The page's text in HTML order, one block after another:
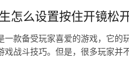
怎么设置按住开镜松
一款备受玩家喜爱的游戏，它的
戏战斗技巧。但是，很多玩家并